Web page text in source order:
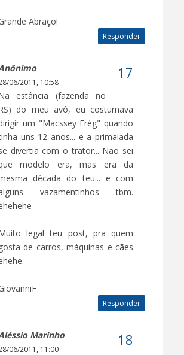
Abraço!
Responder
06/2011, 10:58
estância (fazenda no
do meu avô, eu costumava
um "Macssey Frég" quando
uns 12 anos... e a primaiada
divertia com o trator... Não sei
modelo era, mas era da
década do teu... e com
vazamentinhos tbm.
legal teu post, pra quem
gosta de carros, máquinas e cães
Responder
Marinho
06/2011, 11:00